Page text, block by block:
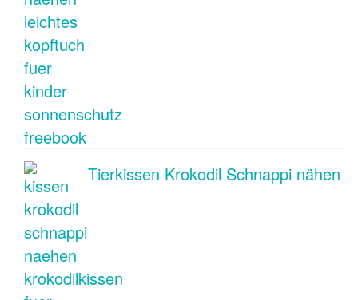
Tierkissen Krokodil Schnappi nähen